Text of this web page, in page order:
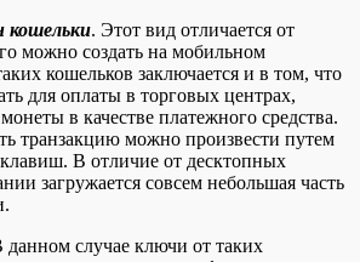
кошельки. Этот вид отличается от
можно создать на мобильном
кошельков заключается и в том, что
для оплаты в торговых центрах,
в качестве платежного средства.
транзакцию можно произвести путем
В отличие от десктопных
загружается совсем небольшая часть
данном случае ключи от таких